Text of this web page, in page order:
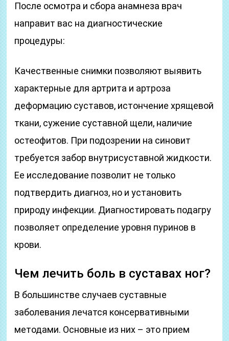
После осмотра и сбора анамнеза врач
направит вас на диагностические
процедуры:
Качественные снимки позволяют выявить
характерные для артрита и артроза
деформацию суставов, истончение хрящевой
ткани, сужение суставной щели, наличие
остеофитов. При подозрении на синовит
требуется забор внутрисуставной жидкости.
Ее исследование позволит не только
подтвердить диагноз, но и установить
природу инфекции. Диагностировать подагру
позволяет определение уровня пуринов в
крови.
Чем лечить боль в суставах ног?
В большинстве случаев суставные
заболевания лечатся консервативными
методами. Основные из них – это прием